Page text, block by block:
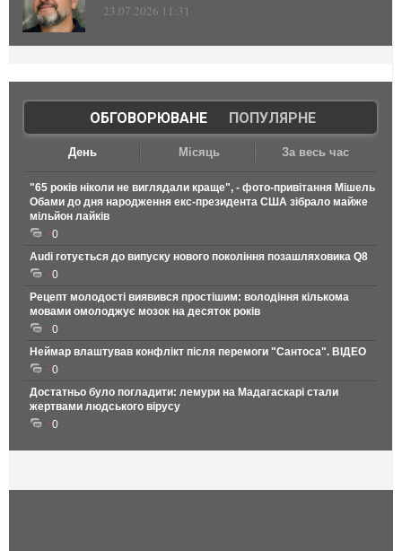
23.07.2026 11:31
ОБГОВОРЮВАНЕ| ПОПУЛЯРНЕ
День Місяць За весь час
"65 років ніколи не виглядали краще", - фото-привітання Мішель
Обами до дня народження екс-президента США зібрало майже
мільйон лайків
0
Audi готується до випуску нового покоління позашляховика Q8
0
Рецепт молодості виявився простішим: володіння кількома
мовами омолоджує мозок на десяток років
0
Неймар влаштував конфлікт після перемоги "Сантоса". ВІДЕО
0
Достатньо було погладити: лемури на Мадагаскарі стали
жертвами людського вірусу
0